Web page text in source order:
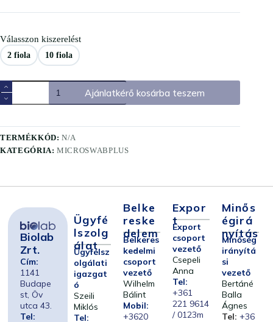
Válasszon kiszerelést
2 fiola 10 fiola
Ajánlatkérő kosárba teszem
TERMÉKKÓD:N/A
KATEGÓRIA:MICROSWABPLUS
Biolab
Zrt.
Cím:
1141
Budape
st, Öv
utca 43.
Tel:
Ügyfé
Lszolg
Álat
Ügyfélsz
olgálati
igazgat
ó
Szeili
Miklós
Tel:
Belke
Reske
Delem
Belkeres
kedelmi
csoport
vezető
Wilhelm
Bálint
Mobil:
+3620
Expor
T
Export
csoport
vezető
Csepeli
Anna
Tel:
+361
221 9614
/ 0123m
Minős
Égirá
Nyítás
Minőség
irányítá
si
vezető
Bertáné
Balla
Ágnes
Tel: +36